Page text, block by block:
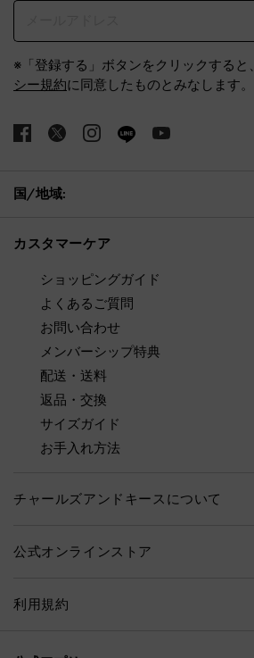
※「登録する」ボタンをクリックすると、
シー規約に同意したものとみなします。
国/地域:
カスタマーケア
ショッピングガイド
よくあるご質問
お問い合わせ
メンバーシップ特典
配送・送料
返品・交換
サイズガイド
お手入れ方法
チャールズアンドキースについて
公式オンラインストア
利用規約